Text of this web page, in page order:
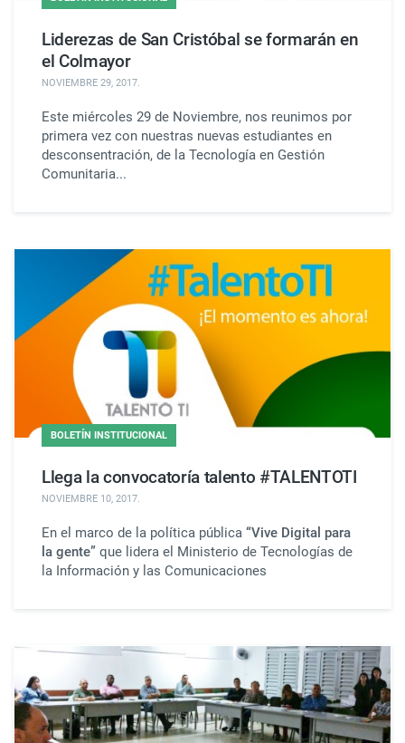
Liderezas de San Cristóbal se formarán en
el Colmayor
NOVIEMBRE 29, 2017.
Este miércoles 29 de Noviembre, nos reunimos por
primera vez con nuestras nuevas estudiantes en
desconsentración, de la Tecnología en Gestión
Comunitaria...
BOLETÍN INSTITUCIONAL
Llega la convocatoría talento #TALENTOTI
NOVIEMBRE 10, 2017.
En el marco de la política pública “Vive Digital para
la gente” que lidera el Ministerio de Tecnologías de
la Información y las Comunicaciones